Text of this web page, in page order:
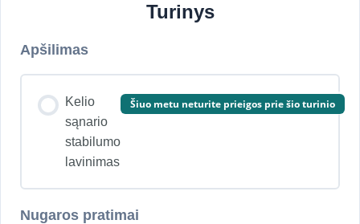
Turinys
Apšilimas
Kelio
sąnario
stabilumo
lavinimas
Šiuo metu neturite prieigos prie šio turinio
Nugaros pratimai